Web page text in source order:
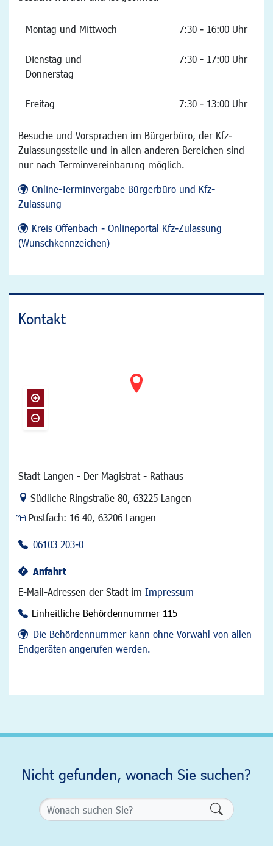
Montag und Mittwoch 7:30 - 16:00 Uhr
Dienstag und
Donnerstag
7:30 - 17:00 Uhr
Freitag 7:30 - 13:00 Uhr
Besuche und Vorsprachen im Bürgerbüro, der Kfz-
Zulassungsstelle und in allen anderen Bereichen sind
nur nach Terminvereinbarung möglich.
Online-Terminvergabe Bürgerbüro und Kfz-
Zulassung
Kreis Offenbach - Onlineportal Kfz-Zulassung
(Wunschkennzeichen)
Kontakt
Stadt Langen - Der Magistrat - Rathaus
Link zur Google-Maps Navigation
Südliche Ringstraße 80, 63225 Langen
Postfach: 16 40, 63206 Langen
06103 203-0
Anfahrt
E-Mail-Adressen der Stadt im Impressum
Einheitliche Behördennummer 115
Die Behördennummer kann ohne Vorwahl von allen
Endgeräten angerufen werden.
Nicht gefunden, wonach Sie suchen?